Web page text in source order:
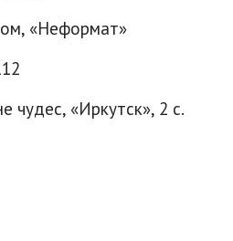
«Неформат»
чудес, «Иркутск», 2 с.